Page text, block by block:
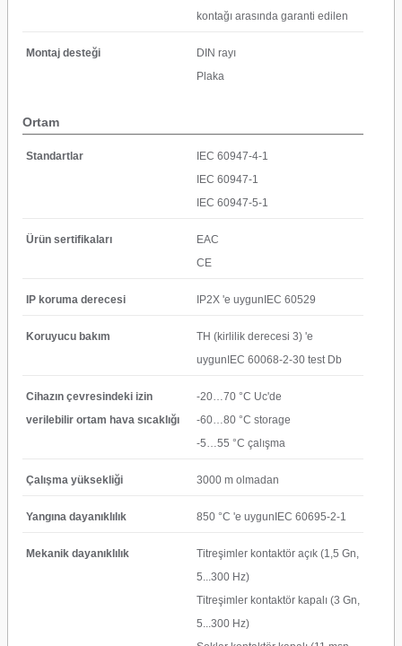
kontağı arasında garanti edilen
Montaj desteği
DIN rayı
Plaka
Ortam
Standartlar
IEC 60947-4-1
IEC 60947-1
IEC 60947-5-1
Ürün sertifikaları
EAC
CE
IP koruma derecesi IP2X 'e uygunIEC 60529
Koruyucu bakım
TH (kirlilik derecesi 3) 'e
uygunIEC 60068-2-30 test Db
Cihazın çevresindeki izin
verilebilir ortam hava sıcaklığı
-20…70 °C Uc'de
-60…80 °C storage
-5…55 °C çalışma
Çalışma yüksekliği 3000 m olmadan
Yangına dayanıklılık 850 °C 'e uygunIEC 60695-2-1
Mekanik dayanıklılık
Titreşimler kontaktör açık (1,5 Gn,
5...300 Hz)
Titreşimler kontaktör kapalı (3 Gn,
5...300 Hz)